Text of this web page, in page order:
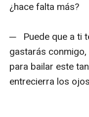
¿hace falta más?
─   Puede que a
gastarás
para bailar este
entrecierra los